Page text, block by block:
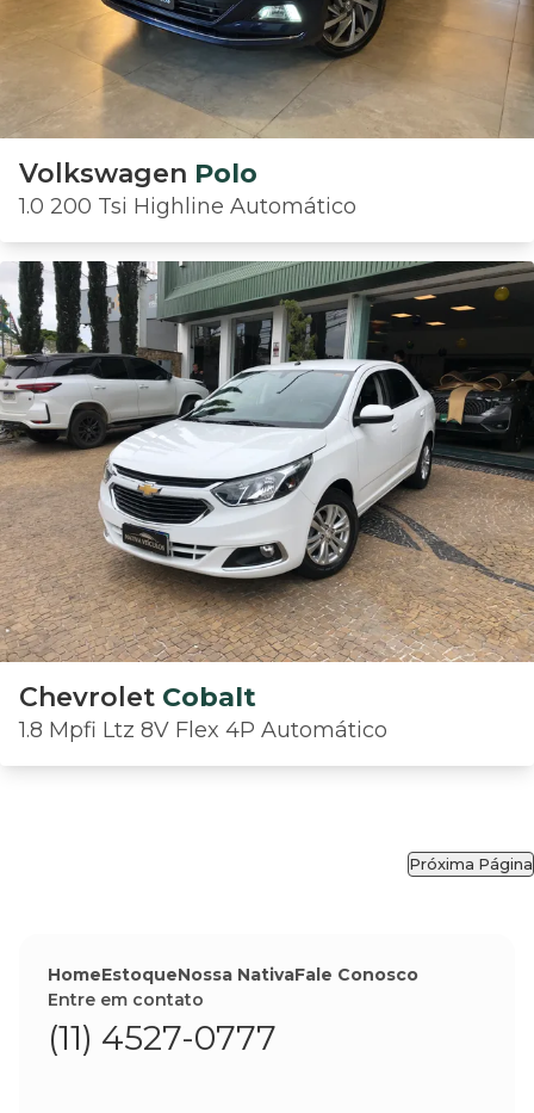
Volkswagen Polo
1.0 200 Tsi Highline Automático
Chevrolet Cobalt
1.8 Mpfi Ltz 8V Flex 4P Automático
Próxima Página
HomeEstoqueNossa NativaFale Conosco
Entre em contato
(11) 4527-0777